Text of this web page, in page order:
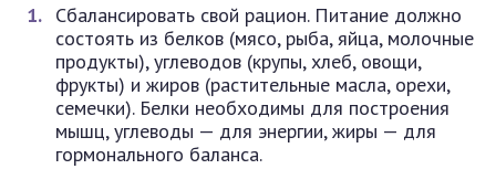
Сбалансировать свой рацион. Питание должно
состоять из белков (мясо, рыба, яйца, молочные
продукты), углеводов (крупы, хлеб, овощи,
фрукты) и жиров (растительные масла, орехи,
семечки). Белки необходимы для построения
мышц, углеводы — для энергии, жиры — для
гормонального баланса.